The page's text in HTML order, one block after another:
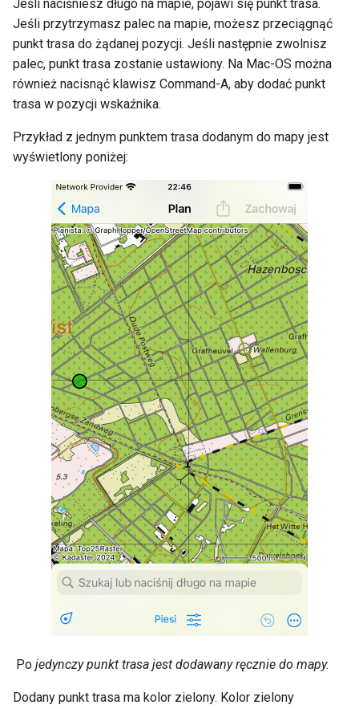
Jeśli naciśniesz długo na mapie, pojawi się punkt trasa.
Jeśli przytrzymasz palec na mapie, możesz przeciągnąć
punkt trasa do żądanej pozycji. Jeśli następnie zwolnisz
palec, punkt trasa zostanie ustawiony. Na Mac-OS można
również nacisnąć klawisz Command-A, aby dodać punkt
trasa w pozycji wskaźnika.
Przykład z jednym punktem trasa dodanym do mapy jest
wyświetlony poniżej:
Po jedynczy punkt trasa jest dodawany ręcznie do mapy.
Dodany punkt trasa ma kolor zielony. Kolor zielony